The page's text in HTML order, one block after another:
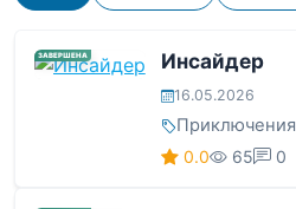
ЗАВЕРШЕНА Инсайдер
16.05.2026
Приключения
0.0 65 0